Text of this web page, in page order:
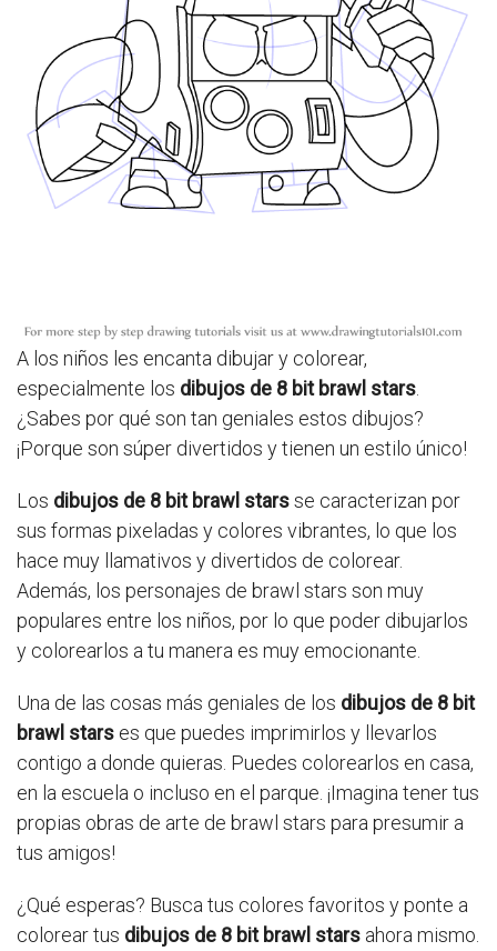
A los niños les encanta dibujar y colorear,
especialmente los dibujos de 8 bit brawl stars
¿Sabes por qué son tan geniales estos dibujos?
¡Porque son súper divertidos y tienen un estilo único!
Los dibujos de 8 bit brawl starsse caracterizan por
sus formas pixeladas y colores vibrantes, lo que los
hace muy llamativos y divertidos de colorear.
Además, los personajes de brawl stars son muy
populares entre los niños, por lo que poder dibujarlos
y colorearlos a tu manera es muy emocionante.
Una de las cosas más geniales de los dibujos de 8 bit
brawl stars es que puedes imprimirlos y llevarlos
contigo a donde quieras. Puedes colorearlos en casa,
en la escuela o incluso en el parque. ¡Imagina tener tus
propias obras de arte de brawl stars para presumir a
tus amigos!
¿Qué esperas? Busca tus colores favoritos y ponte a
colorear tus dibujos de 8 bit brawl stars ahora mismo.